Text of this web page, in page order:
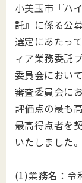
小美玉市『ハ
託』に係る公
選定にあたっ
ィア業務委託
委員会におい
審査委員会に
評価点の最も
最高得点者を
いたしました。
(1)業務名：令